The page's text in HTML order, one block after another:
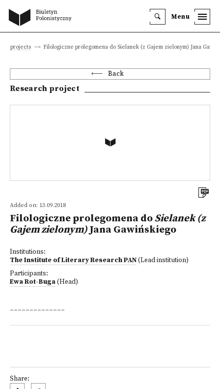
Menu
projects Filologiczne prolegomena do Sielanek (z Gajem zielonym) Jana
Back
Research project
Added on: 13.09.2018
Filologiczne prolegomena doSielanek (z
Gajem zielonym)Jana Gawińskiego
Institutions:
The Institute of Literary Research PAN(Lead institution)
Participants:
Ewa Rot-Buga(Head)
______________
Share: